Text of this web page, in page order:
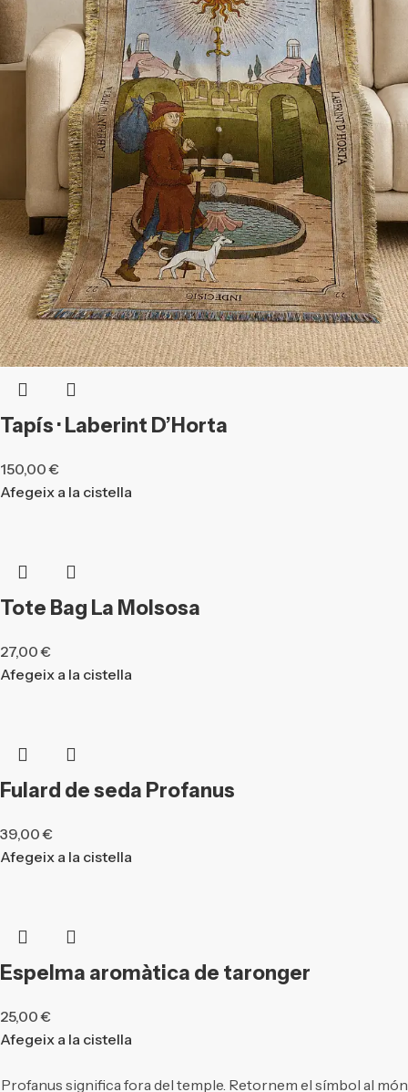
Tapís · Laberint D’Horta
150,00€
Afegeix a la cistella
Tote Bag La Molsosa
27,00€
Afegeix a la cistella
Fulard de seda Profanus
39,00€
Afegeix a la cistella
Espelma aromàtica de taronger
25,00€
Afegeix a la cistella
Profanus significa fora del temple. Retornem el símbol al món